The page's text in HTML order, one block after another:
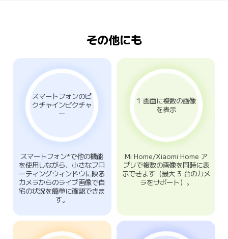
その他にも
スマートフォンのピ
クチャインピクチャ
スマートフォン*で他の機能
を使用しながら、小さなフロ
ーティングウィンドウに映る
カメラからのライブ画像で自
宅の状況を簡単に確認できま
す。
1 画面に複数の画像
を表示
Mi Home/Xiaomi Home ア
プリで複数の画像を同時に表
示できます（最大 3 台のカメ
ラをサポート）。